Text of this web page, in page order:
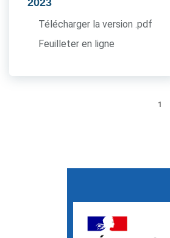
2023
Télécharger la version .pdf
Feuilleter en ligne
1